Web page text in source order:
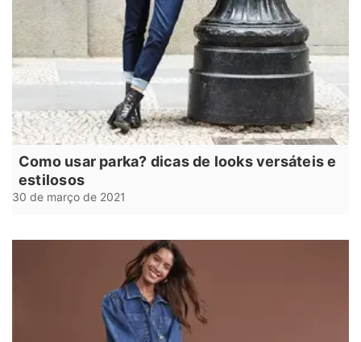
Como usar parka? dicas de looks versáteis e
estilosos
30 de março de 2021